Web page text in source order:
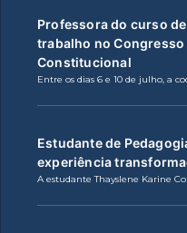
Professora do curso
trabalho no
Constitucional
Entre os dias 6 e 10 de julho, a
Estudante de
experiência
A estudante Thayslene Karine